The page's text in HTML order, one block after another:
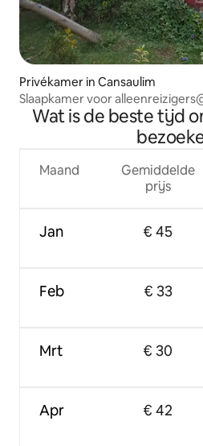
Privékamer in Cansaulim
Slaapkamer voor
Houstel
Wat is de beste tijd
Maand
Jan
Feb
Mrt
Apr
Gemiddelde
prijs
€ 45
€ 33
€ 30
€ 42